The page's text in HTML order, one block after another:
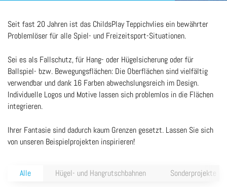
Seit fast 20 Jahren ist das ChildsPlay Teppichvlies ein bewährter
Problemlöser für alle Spiel- und Freizeitsport-Situationen.
Sei es als Fallschutz, für Hang- oder Hügelsicherung oder für
Ballspiel- bzw. Bewegungsflächen: Die Oberflächen sind vielfältig
verwendbar und dank 16 Farben abwechslungsreich im Design.
Individuelle Logos und Motive lassen sich problemlos in die Flächen
integrieren.
Ihrer Fantasie sind dadurch kaum Grenzen gesetzt. Lassen Sie sich
von unseren Beispielprojekten inspirieren!
Alle Hügel- und Hangrutschbahnen Sonderprojekte